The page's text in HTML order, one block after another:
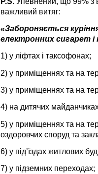
важливий витяг:
«Забороняється
електронних сигарет і
1) у ліфтах і таксофонах;
2) у приміщеннях та на
3) у приміщеннях та на
4) на дитячих
5) у приміщеннях та на
оздоровчих споруд та
6) у під’їздах житлових
7) у підземних переходах;